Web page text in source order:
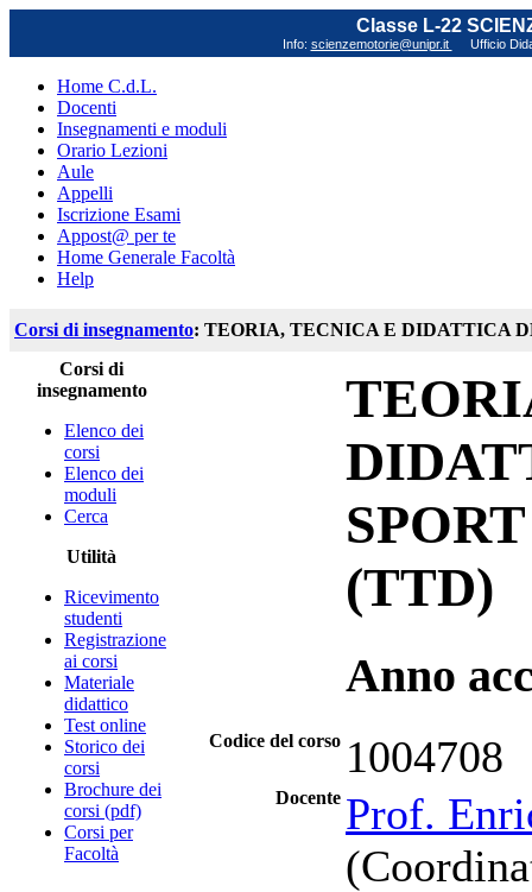
Classe L-22
Info: scienzemotorie@unipr.it Ufficio
Home C.d.L.
Docenti
Insegnamenti e moduli
Orario Lezioni
Aule
Appelli
Iscrizione Esami
Appost@ per te
Home Generale Facoltà
Help
Corsi di insegnamento: TEORIA, TECNICA E DIDATTICA
Corsi di
insegnamento
Elenco dei
corsi
Elenco dei
moduli
Cerca
Utilità
Ricevimento
studenti
Registrazione
ai corsi
Materiale
didattico
Test online
Storico dei
corsi
Brochure dei
corsi (pdf)
Corsi per
Facoltà
(TTD)
Anno
Codice del corso 1004708
Docente Prof.